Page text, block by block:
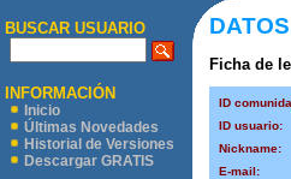
BUSCAR USUARIO
INFORMACIÓN
Inicio
Últimas Novedades
Historial de Versiones
Descargar GRATIS
Ficha de
ID
ID usuario:
Nickname:
E-mail: